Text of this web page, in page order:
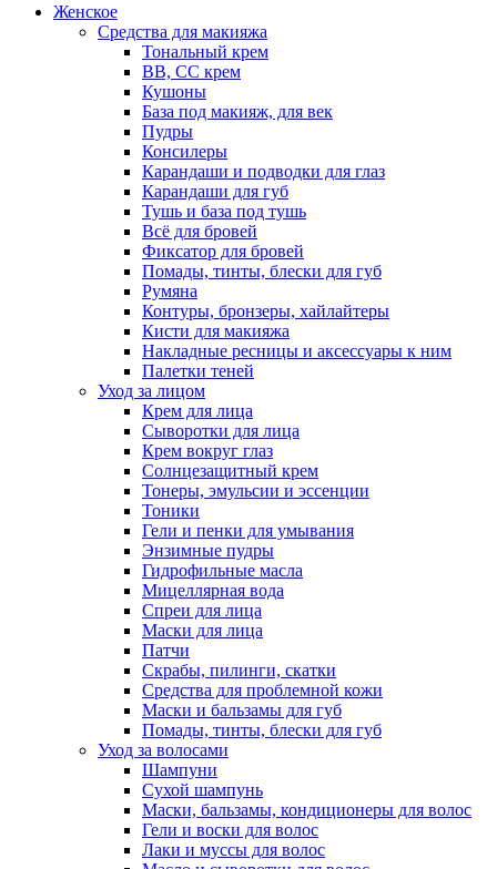
Женское
Средства для макияжа
Тональный крем
BB, CC крем
Кушоны
База под макияж, для век
Пудры
Консилеры
Карандаши и подводки для глаз
Карандаши для губ
Тушь и база под тушь
Всё для бровей
Фиксатор для бровей
Помады, тинты, блески для губ
Румяна
Контуры, бронзеры, хайлайтеры
Кисти для макияжа
Накладные ресницы и аксессуары к ним
Палетки теней
Уход за лицом
Крем для лица
Сыворотки для лица
Крем вокруг глаз
Солнцезащитный крем
Тонеры, эмульсии и эссенции
Тоники
Гели и пенки для умывания
Энзимные пудры
Гидрофильные масла
Мицеллярная вода
Спреи для лица
Маски для лица
Патчи
Скрабы, пилинги, скатки
Средства для проблемной кожи
Маски и бальзамы для губ
Помады, тинты, блески для губ
Уход за волосами
Шампуни
Сухой шампунь
Маски, бальзамы, кондиционеры для волос
Гели и воски для волос
Лаки и муссы для волос